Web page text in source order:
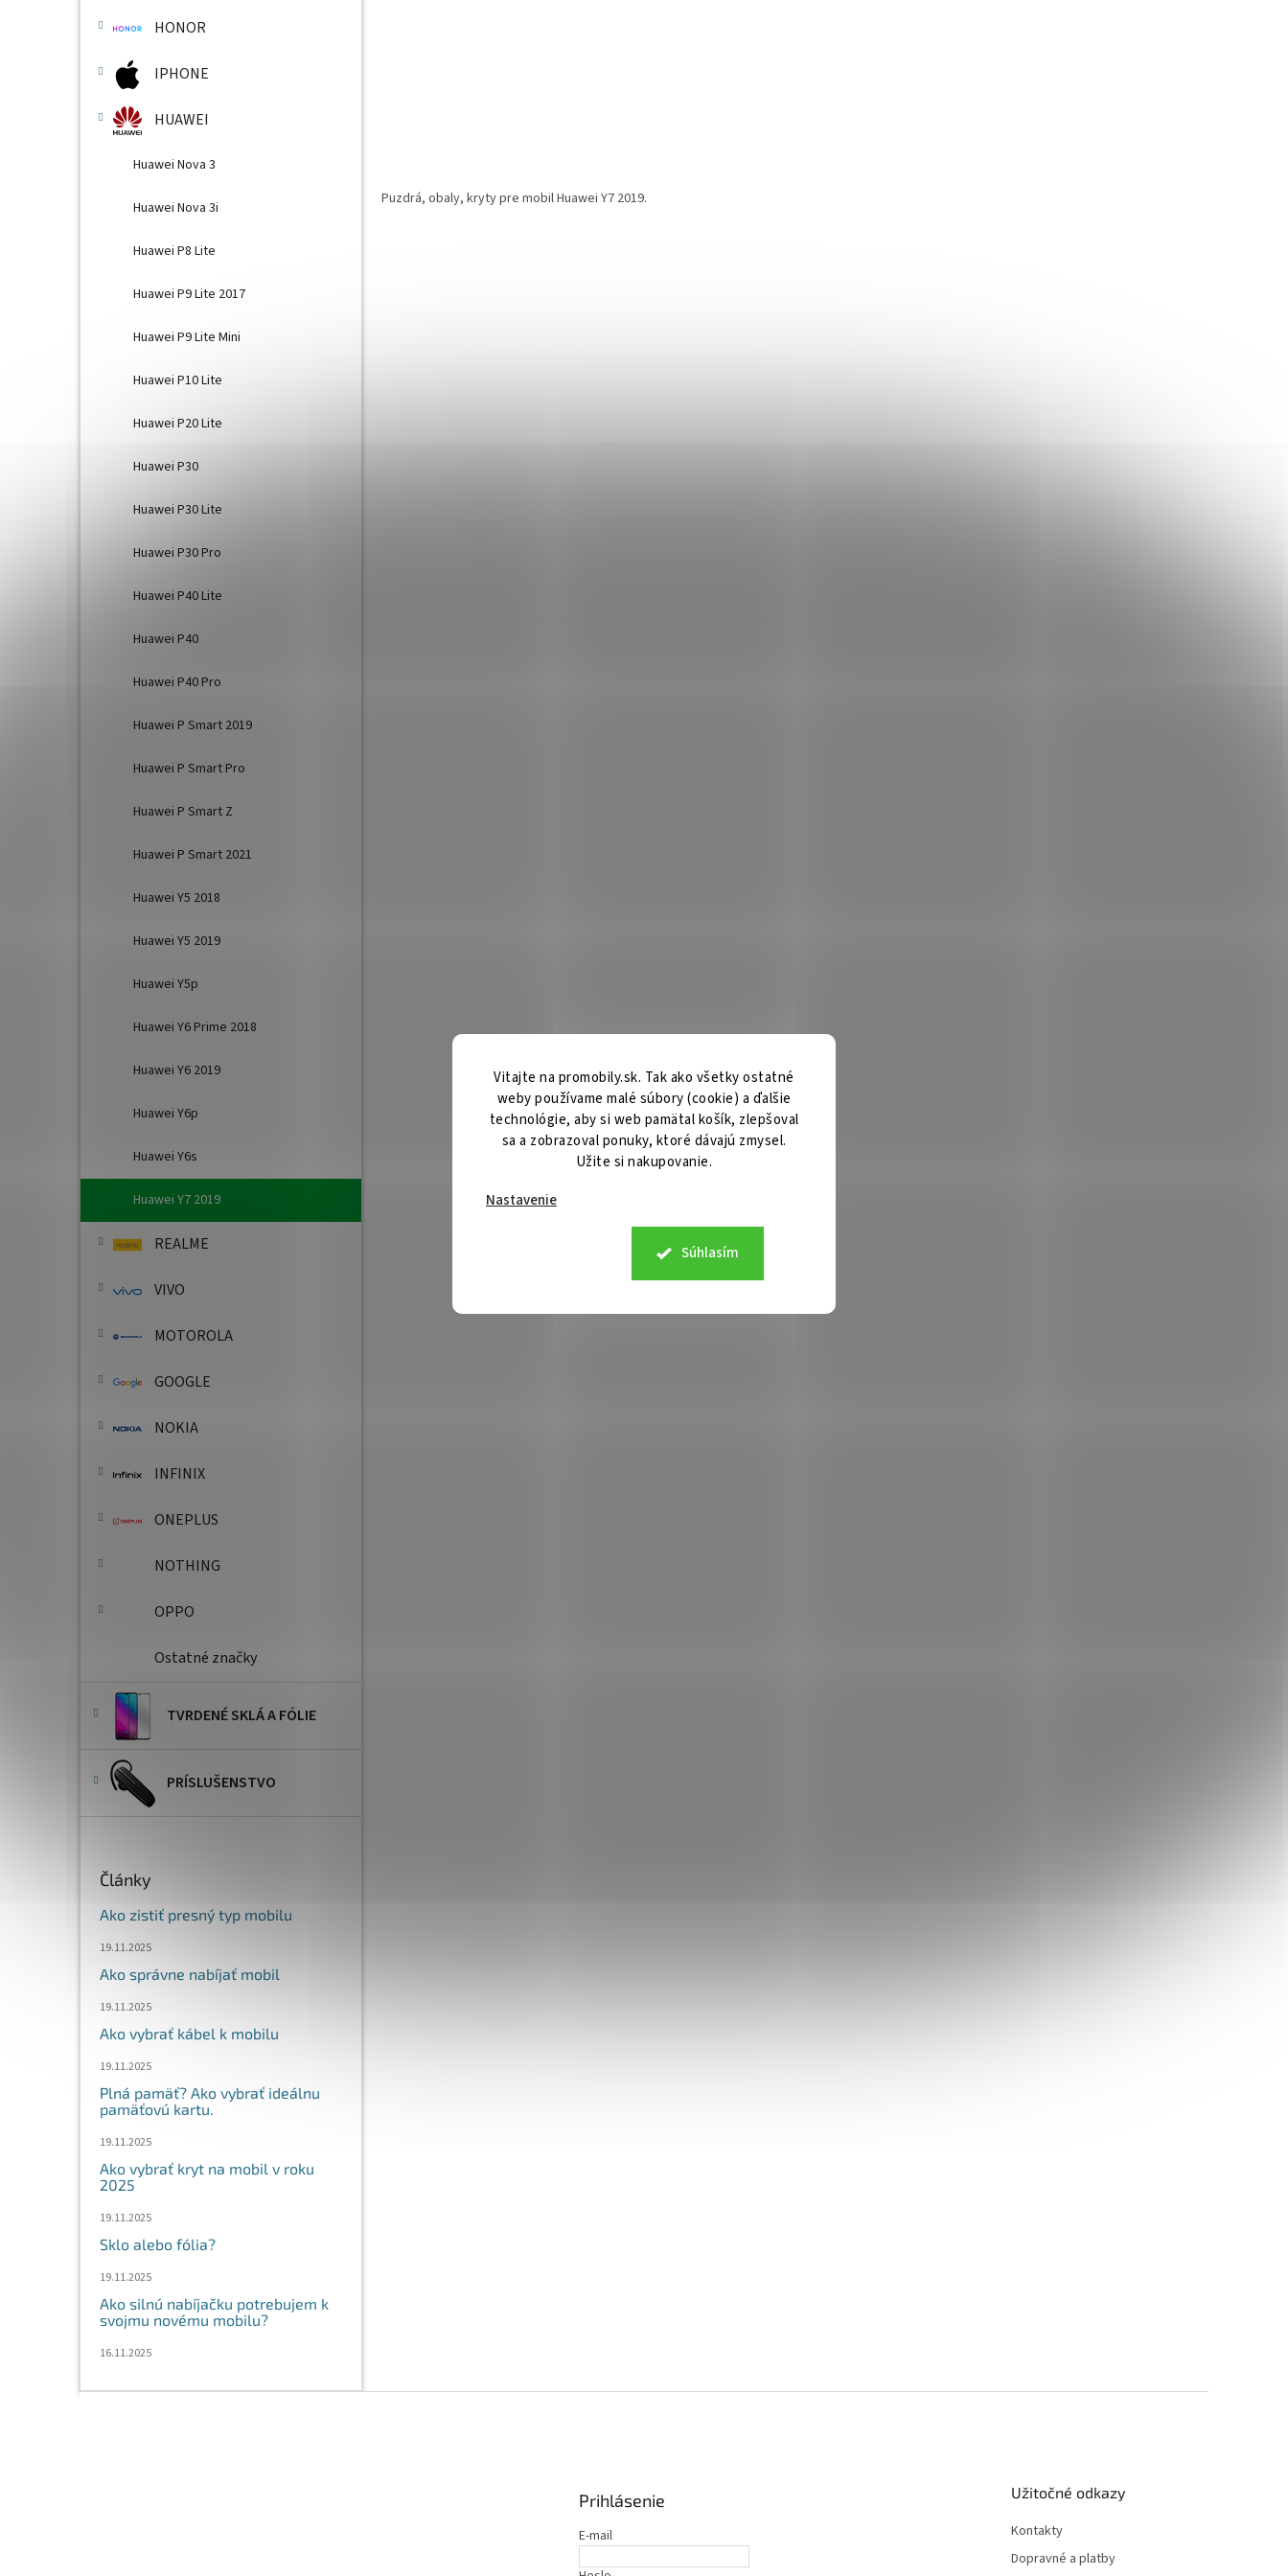
Vitajte na promobily.sk. Tak ako všetky ostatné
weby používame malé súbory (cookie) a ďalšie
technológie, aby si web pamätal košík, zlepšoval
sa a zobrazoval ponuky, ktoré dávajú zmysel.
Užite si nakupovanie.
Nastavenie
Súhlasím
HONOR
IPHONE
HUAWEI
Huawei Nova 3
Huawei Nova 3i
Huawei P8 Lite
Huawei P9 Lite 2017
Huawei P9 Lite Mini
Huawei P10 Lite
Huawei P20 Lite
Huawei P30
Huawei P30 Lite
Huawei P30 Pro
Huawei P40 Lite
Huawei P40
Huawei P40 Pro
Huawei P Smart 2019
Huawei P Smart Pro
Huawei P Smart Z
Huawei P Smart 2021
Huawei Y5 2018
Huawei Y5 2019
Huawei Y5p
Huawei Y6 Prime 2018
Huawei Y6 2019
Huawei Y6p
Huawei Y6s
Huawei Y7 2019
REALME
VIVO
MOTOROLA
GOOGLE
NOKIA
INFINIX
ONEPLUS
NOTHING
OPPO
Ostatné značky
TVRDENÉ SKLÁ A FÓLIE
PRÍSLUŠENSTVO
Články
Ako zistiť presný typ mobilu
19.11.2025
Ako správne nabíjať mobil
19.11.2025
Ako vybrať kábel k mobilu
19.11.2025
Plná pamäť? Ako vybrať ideálnu
pamäťovú kartu.
19.11.2025
Ako vybrať kryt na mobil v roku
2025
19.11.2025
Sklo alebo fólia?
19.11.2025
Ako silnú nabíjačku potrebujem k
svojmu novému mobilu?
16.11.2025
Puzdrá, obaly, kryty pre mobil Huawei Y7 2019.
Prihlásenie
E-mail
Užitočné odkazy
Kontakty
Dopravné a platby